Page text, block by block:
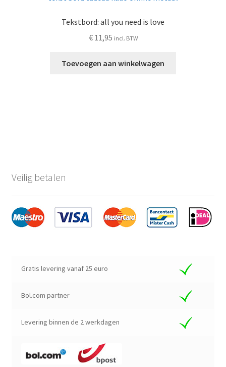
Tekstbord: all you need is love
€11,95 incl. BTW
Toevoegen aan winkelwagen
Veilig betalen
Gratis levering vanaf 25 euro
Bol.com partner
Levering binnen de 2 werkdagen